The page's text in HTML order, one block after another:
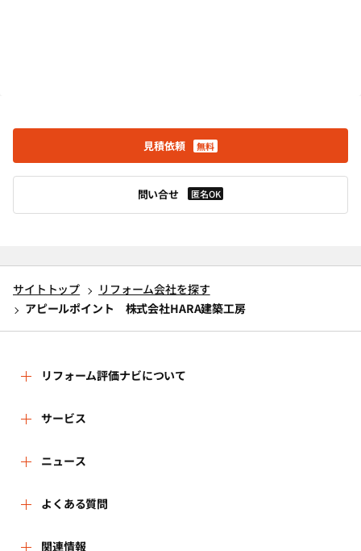
見積依頼 無料
問い合せ 匿名OK
サイトトップ
リフォーム会社を探す
アピールポイント 株式会社HARA建築工房
リフォーム評価ナビについて
リフォーム評価ナビとは
運営体制
はじめての方へ
サービス
リフォーム会社を探す
リフォーム事例を見る
ニュース
新着情報
よくある質問
関連情報